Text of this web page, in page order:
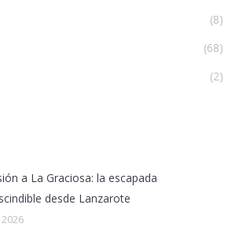
(8)
(68)
(2)
a La Graciosa: la escapada
desde Lanzarote